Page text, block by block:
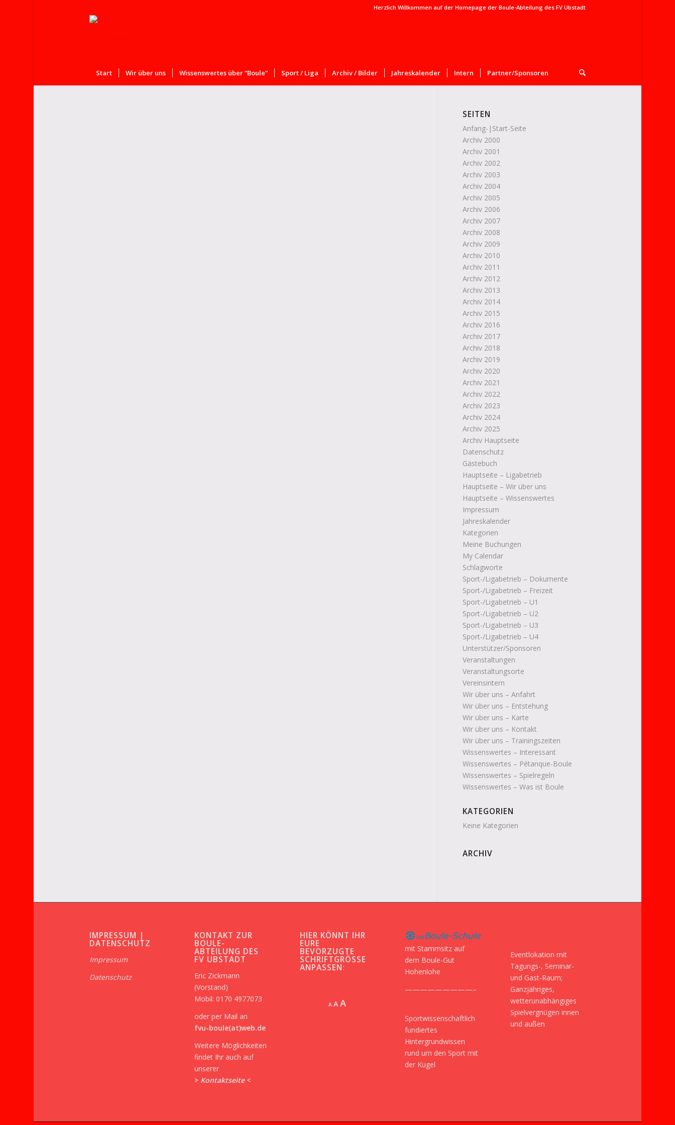
Herzlich Willkommen auf der Homepage der Boule-Abteilung des FV Ubstadt
Start Wir über uns Wissenswertes über “Boule” Sport / Liga Archiv / Bilder Jahreskalender Intern Partner/Sponsoren
SEITEN
Anfang-|Start-Seite
Archiv 2000
Archiv 2001
Archiv 2002
Archiv 2003
Archiv 2004
Archiv 2005
Archiv 2006
Archiv 2007
Archiv 2008
Archiv 2009
Archiv 2010
Archiv 2011
Archiv 2012
Archiv 2013
Archiv 2014
Archiv 2015
Archiv 2016
Archiv 2017
Archiv 2018
Archiv 2019
Archiv 2020
Archiv 2021
Archiv 2022
Archiv 2023
Archiv 2024
Archiv 2025
Archiv Hauptseite
Datenschutz
Gästebuch
Hauptseite – Ligabetrieb
Hauptseite – Wir über uns
Hauptseite – Wissenswertes
Impressum
Jahreskalender
Kategorien
Meine Buchungen
My Calendar
Schlagworte
Sport-/Ligabetrieb – Dokumente
Sport-/Ligabetrieb – Freizeit
Sport-/Ligabetrieb – U1
Sport-/Ligabetrieb – U2
Sport-/Ligabetrieb – U3
Sport-/Ligabetrieb – U4
Unterstützer/Sponsoren
Veranstaltungen
Veranstaltungsorte
Vereinsintern
Wir über uns – Anfahrt
Wir über uns – Entstehung
Wir über uns – Karte
Wir über uns – Kontakt
Wir über uns – Trainingszeiten
Wissenswertes – Interessant
Wissenswertes – Pétanque-Boule
Wissenswertes – Spielregeln
Wissenswertes – Was ist Boule
KATEGORIEN
Keine Kategorien
ARCHIV
IMPRESSUM |
DATENSCHUTZ
Impressum
Datenschutz
KONTAKT ZUR
BOULE-
ABTEILUNG DES
FV UBSTADT
Eric Zickmann
(Vorstand)
Mobil: 0170 4977073
oder per Mail an
fvu-boule(at)web.de
Weitere Möglichkeiten
findet Ihr auch auf
unserer
> Kontaktseite <
HIER KÖNNT IHR
EURE
BEVORZUGTE
SCHRIFTGRÖSSE A
NPASSEN:
A Decrease
AReset
AIncrease
mit Stammsitz auf
dem Boule-Gut
Hohenlohe
—————————–
Sportwissenschaftlich
fundiertes
Hintergrundwissen
rund um den Sport mit
der Kugel
Eventlokation mit
Tagungs-, Seminar-
und Gast-Raum;
Ganzjähriges,
wetterunabhängiges
Spielvergnügen innen
und außen